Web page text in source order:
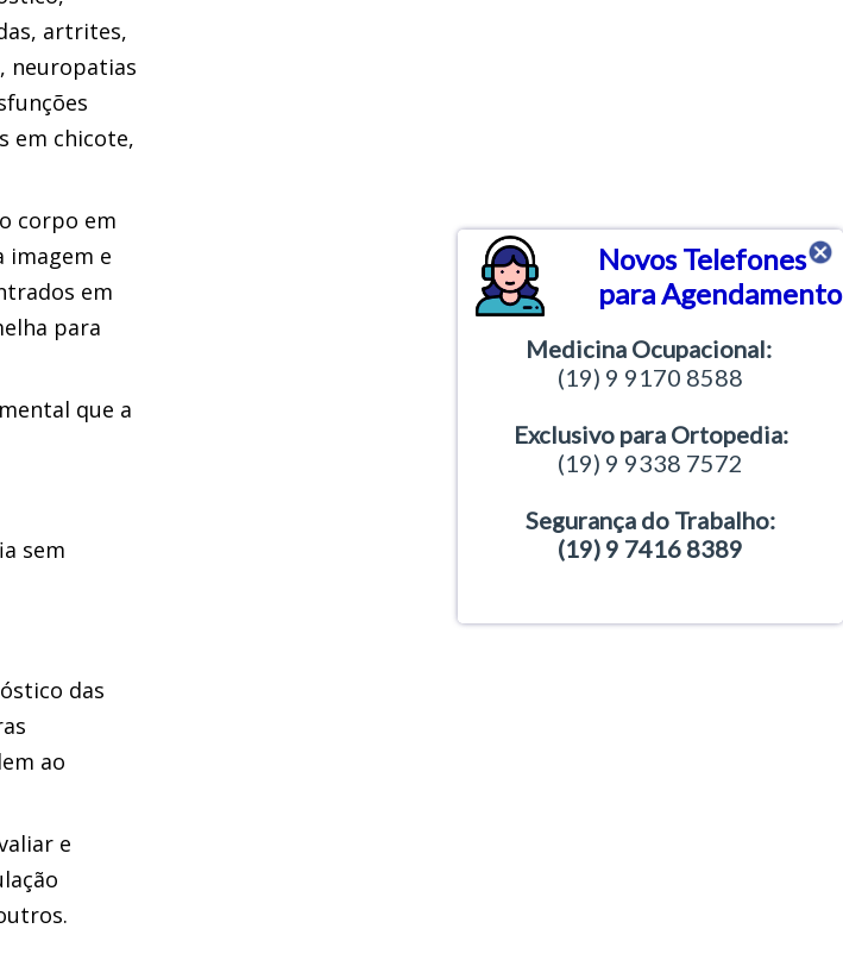
artrites,
neuropatias
em chicote,
corpo em
imagem e
em
para
que a
sem
das
ao
e
Novos Telefones
para Agendamento
Medicina Ocupacional:
(19) 9 9170 8588
Exclusivo para Ortopedia:
(19) 9 9338 7572
Segurança do Trabalho:
(19) 9 7416 8389